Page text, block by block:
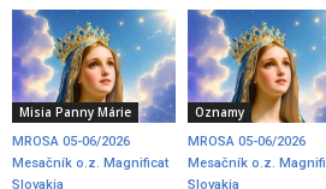
Misia Panny Márie
MROSA 05-06/2026
Mesačník o.z. Magnificat
Slovakia
Oznamy
MROSA 05-06/2026
Mesačník o.z.
Slovakia